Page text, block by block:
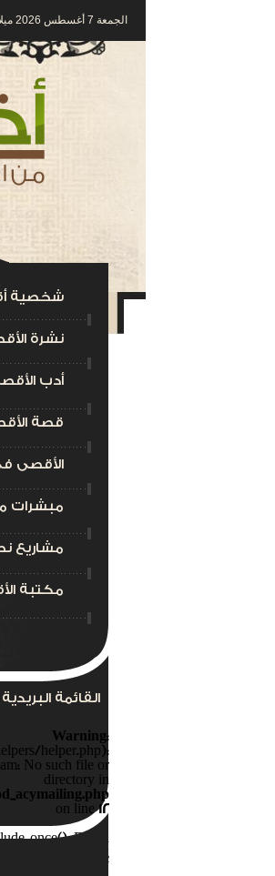
الجمعة 7 أغسطس 2026 ميلادى - 22 صفر 1448 هجرى
شخصية
نشرة
أدب
قصة
الأقصى
مبشرات
مشاريع
مكتبة
القائمة البريدية
Warning:
helper.php):
No such file or
directory in
on line12
Failed
opening
helper.php'